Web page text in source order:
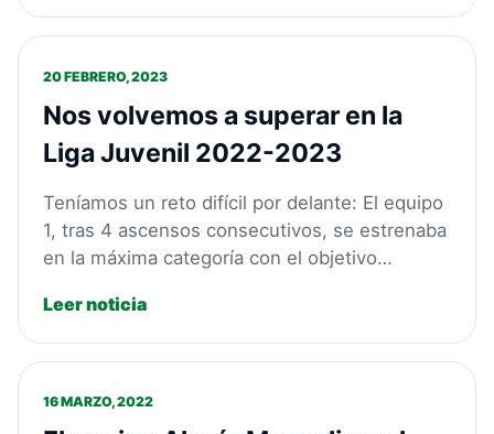
20 FEBRERO, 2023
Nos volvemos a superar en la
Liga Juvenil 2022-2023
Teníamos un reto difícil por delante: El equipo
1, tras 4 ascensos consecutivos, se estrenaba
en la máxima categoría con el objetivo…
Leer noticia
16 MARZO, 2022